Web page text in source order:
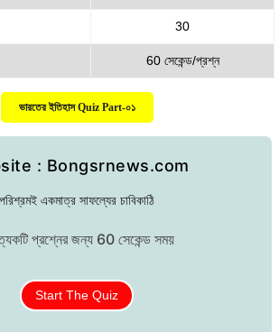
30
60 সেকেন্ড/প্রশ্ন
ভারতের ইতিহাস Quiz Part-০১
: Bongsrnews.com
পরিশ্রমই একমাত্র সাফল্যের চাবিকাঠি
প্রশ্নের জন্য 60 সেকেন্ড সময়
Start The Quiz